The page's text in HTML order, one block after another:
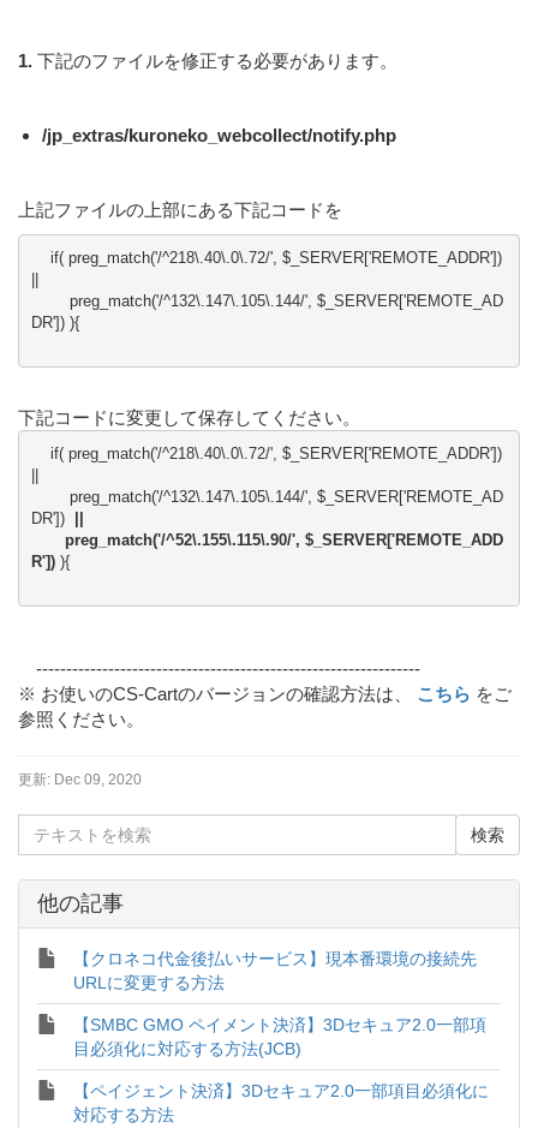
1. 下記のファイルを修正する必要があります。
/jp_extras/kuroneko_webcollect/notify.php
上記ファイルの上部にある下記コードを
||
DR']) ){
下記コードに変更して保存してください。
||
DR']) ||
R']) ){
----------------------------------------------------------------
※ お使いのCS-Cartのバージョンの確認方法は、 こちら をご
参照ください。
更新: Dec 09, 2020
他の記事
【クロネコ代金後払いサービス】現本番環境の接続先
URLに変更する方法
【SMBC GMO ペイメント決済】3Dセキュア2.0一部項
目必須化に対応する方法(JCB)
【ペイジェント決済】3Dセキュア2.0一部項目必須化に
対応する方法